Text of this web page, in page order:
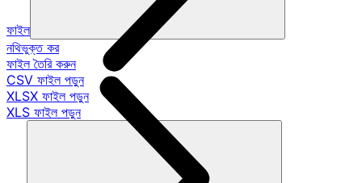
ফাইল
নথিভুক্ত কর
ফাইল তৈরি করুন
CSV ফাইল পড়ুন
XLSX ফাইল পড়ুন
XLS ফাইল পড়ুন